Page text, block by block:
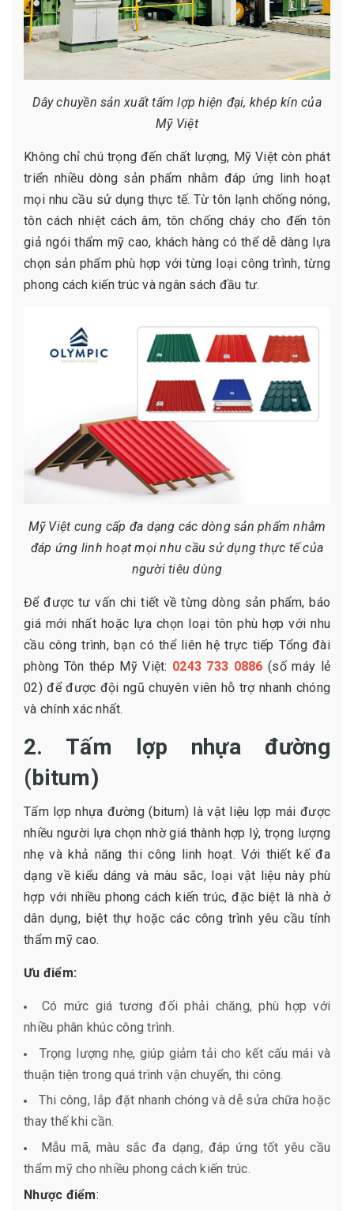
Dây chuyền sản xuất tấm lợp hiện đại, khép kín của
Mỹ Việt
Không chỉ chú trọng đến chất lượng, Mỹ Việt còn phát
triển nhiều dòng sản phẩm nhằm đáp ứng linh hoạt
mọi nhu cầu sử dụng thực tế. Từ tôn lạnh chống nóng,
tôn cách nhiệt cách âm, tôn chống cháy cho đến tôn
giả ngói thẩm mỹ cao, khách hàng có thể dễ dàng lựa
chọn sản phẩm phù hợp với từng loại công trình, từng
phong cách kiến trúc và ngân sách đầu tư.
Mỹ Việt cung cấp đa dạng các dòng sản phẩm nhằm
đáp ứng linh hoạt mọi nhu cầu sử dụng thực tế của
người tiêu dùng
Để được tư vấn chi tiết về từng dòng sản phẩm, báo
giá mới nhất hoặc lựa chọn loại tôn phù hợp với nhu
cầu công trình, bạn có thể liên hệ trực tiếp Tổng đài
phòng Tôn thép Mỹ Việt: 0243 733 0886 (số máy lẻ
02) để được đội ngũ chuyên viên hỗ trợ nhanh chóng
và chính xác nhất.
2. Tấm lợp nhựa đường
(bitum)
Tấm lợp nhựa đường (bitum) là vật liệu lợp mái được
nhiều người lựa chọn nhờ giá thành hợp lý, trọng lượng
nhẹ và khả năng thi công linh hoạt. Với thiết kế đa
dạng về kiểu dáng và màu sắc, loại vật liệu này phù
hợp với nhiều phong cách kiến trúc, đặc biệt là nhà ở
dân dụng, biệt thự hoặc các công trình yêu cầu tính
thẩm mỹ cao.
Ưu điểm:
Có mức giá tương đối phải chăng, phù hợp với
nhiều phân khúc công trình.
Trọng lượng nhẹ, giúp giảm tải cho kết cấu mái và
thuận tiện trong quá trình vận chuyển, thi công.
Thi công, lắp đặt nhanh chóng và dễ sửa chữa hoặc
thay thế khi cần.
Mẫu mã, màu sắc đa dạng, đáp ứng tốt yêu cầu
thẩm mỹ cho nhiều phong cách kiến trúc.
Nhược điểm: